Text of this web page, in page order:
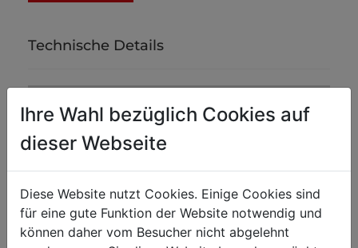
Technische Details
Spannung
230V / 50Hz
Allgemeine Abmessungen
Arbeitsbreite in mm
1250
Ihre Wahl bezüglich Cookies auf
dieser Webseite
Diese Website nutzt Cookies. Einige Cookies sind
für eine gute Funktion der Website notwendig und
können daher vom Besucher nicht abgelehnt